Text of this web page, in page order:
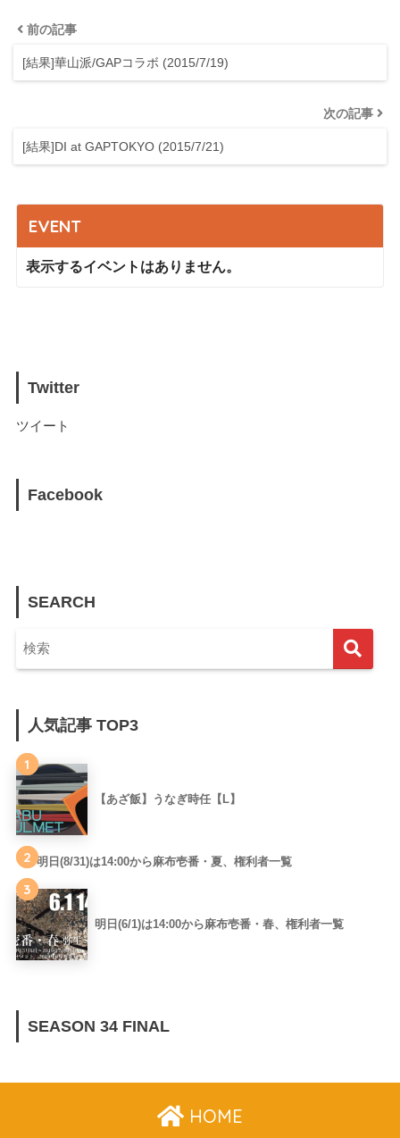
前の記事
[結果]華山派/GAPコラボ (2015/7/19)
次の記事
[結果]DI at GAPTOKYO (2015/7/21)
EVENT
表示するイベントはありません。
Twitter
ツイート
Facebook
SEARCH
人気記事 TOP3
1
【あざ飯】うなぎ時任【L】
2 明日(8/31)は14:00から麻布壱番・夏、権利者一覧
3
明日(6/1)は14:00から麻布壱番・春、権利者一覧
SEASON 34 FINAL
HOME